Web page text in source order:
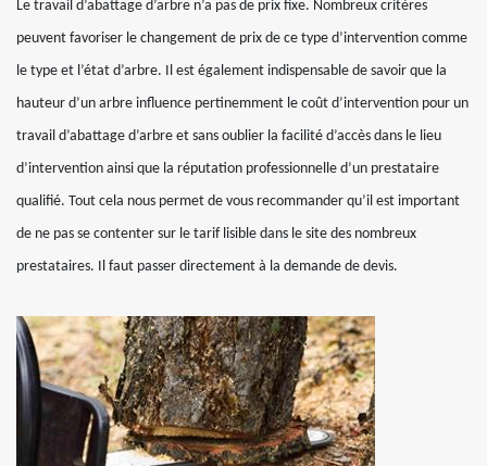
Le travail d’abattage d’arbre n’a pas de prix fixe. Nombreux critères
peuvent favoriser le changement de prix de ce type d’intervention comme
le type et l’état d’arbre. Il est également indispensable de savoir que la
hauteur d’un arbre influence pertinemment le coût d’intervention pour un
travail d’abattage d’arbre et sans oublier la facilité d’accès dans le lieu
d’intervention ainsi que la réputation professionnelle d’un prestataire
qualifié. Tout cela nous permet de vous recommander qu’il est important
de ne pas se contenter sur le tarif lisible dans le site des nombreux
prestataires. Il faut passer directement à la demande de devis.